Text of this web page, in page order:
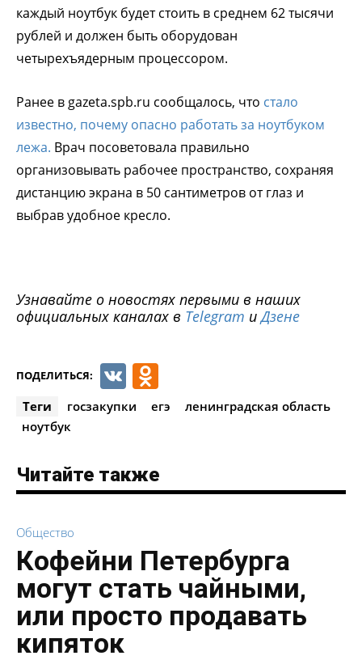
каждый ноутбук будет стоить в среднем 62 тысячи
рублей и должен быть оборудован
четырехъядерным процессором.
Ранее в gazeta.spb.ru сообщалось, что стало
известно, почему опасно работать за ноутбуком
лежа. Врач посоветовала правильно
организовывать рабочее пространство, сохраняя
дистанцию экрана в 50 сантиметров от глаз и
выбрав удобное кресло.
Узнавайте о новостях первыми в наших
официальных каналах в Telegram иДзене
ПОДЕЛИТЬСЯ: VK
Теги госзакупки егэ
ленинградская область
ноутбук
Читайте также
Общество
Кофейни Петербурга
могут стать чайными,
или просто продавать
кипяток